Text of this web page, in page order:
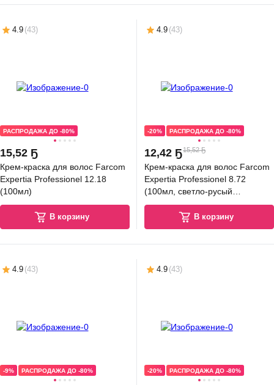
4.9 (43)
РАСПРОДАЖА ДО -80%
15,52 Ҕ
Крем-краска для волос Farcom
Expertia Professionel 12.18
(100мл)
В корзину
4.9 (43)
-20% РАСПРОДАЖА ДО -80%
12,42 Ҕ15,52 Ҕ
Крем-краска для волос Farcom
Expertia Professionel 8.72
(100мл, светло-русый
коричнево-фиолетовый)
В корзину
4.9 (43)
-9% РАСПРОДАЖА ДО -80%
4.9 (43)
-20% РАСПРОДАЖА ДО -80%